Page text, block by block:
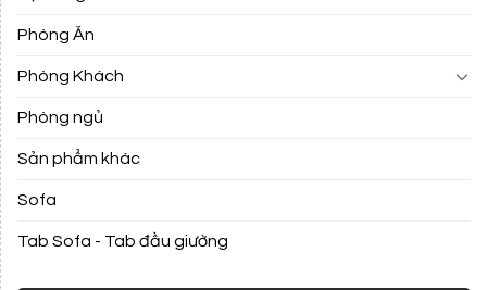
Phòng Ăn
Phòng Khách
Phòng ngủ
Sản phẩm khác
Sofa
Tab Sofa - Tab đầu giường